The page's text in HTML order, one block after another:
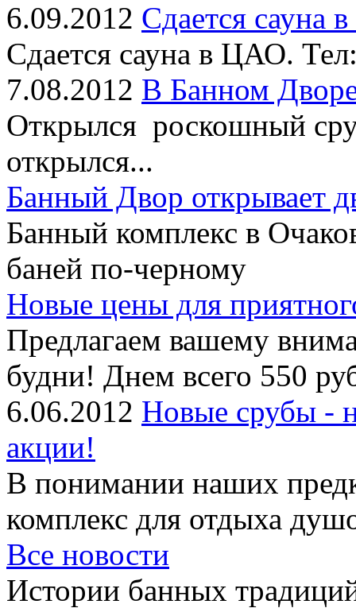
6.09.2012 Сдается сауна
Сдается сауна в ЦАО.
7.08.2012 В Банном
Открылся роскошный
открылся...
Банный Двор открывает
Банный комплекс в
баней по-черному
Новые цены для
Предлагаем вашему
будни! Днем всего 550
6.06.2012 Новые срубы -
акции!
В понимании наших
комплекс для отдыха
Все новости
Истории банных